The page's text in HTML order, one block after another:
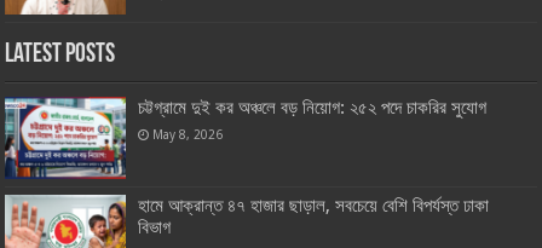
Latest Posts
চট্টগ্রামে দুই কর অঞ্চলে বড় নিয়োগ: ২৫২ পদে চাকরির সুযোগ
May 8, 2026
হামে আক্রান্ত ৪৭ হাজার ছাড়াল, সবচেয়ে বেশি বিপর্যস্ত ঢাকা
বিভাগ